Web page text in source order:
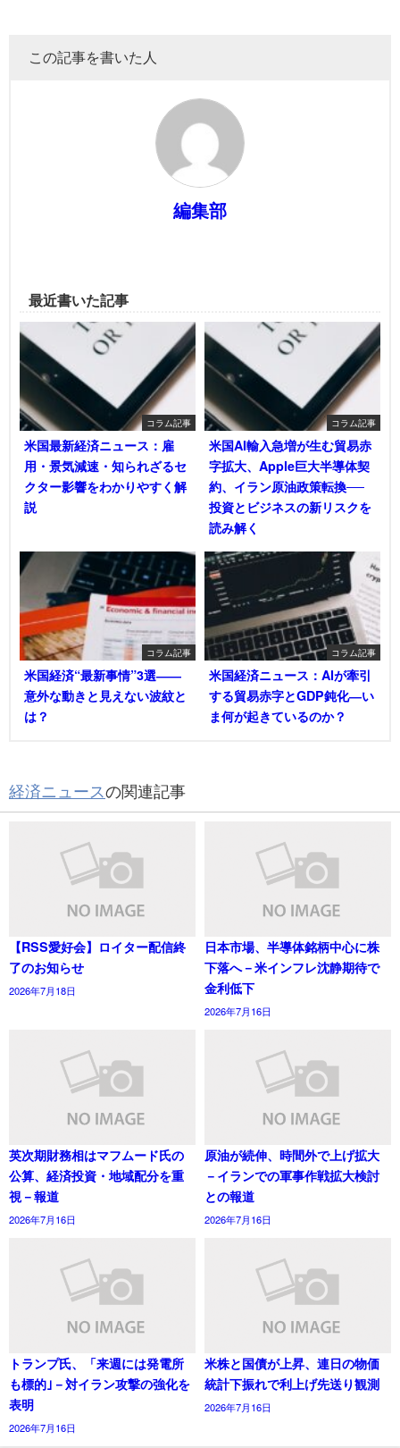
この記事を書いた人
編集部
最近書いた記事
コラム記事
米国最新経済ニュース：雇
用・景気減速・知られざるセ
クター影響をわかりやすく解
説
コラム記事
米国AI輸入急増が生む貿易赤
字拡大、Apple巨大半導体契
約、イラン原油政策転換──
投資とビジネスの新リスクを
読み解く
コラム記事
米国経済“最新事情”3選――
意外な動きと見えない波紋と
は？
コラム記事
米国経済ニュース：AIが牽引
する貿易赤字とGDP鈍化―い
ま何が起きているのか？
経済ニュースの関連記事
【RSS愛好会】ロイター配信終
了のお知らせ
2026年7月18日
日本市場、半導体銘柄中心に株
下落へ－米インフレ沈静期待で
金利低下
2026年7月16日
英次期財務相はマフムード氏の
公算、経済投資・地域配分を重
視－報道
2026年7月16日
原油が続伸、時間外で上げ拡大
－イランでの軍事作戦拡大検討
との報道
2026年7月16日
トランプ氏、「来週には発電所
も標的｣－対イラン攻撃の強化を
表明
2026年7月16日
米株と国債が上昇、連日の物価
統計下振れで利上げ先送り観測
2026年7月16日